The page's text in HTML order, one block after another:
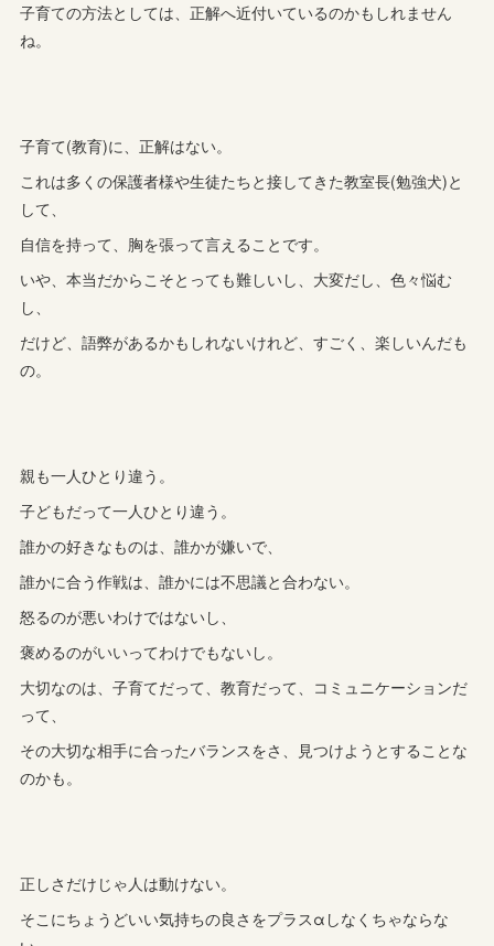
子育ての方法としては、正解へ近付いているのかもしれません
ね。
子育て(教育)に、正解はない。
これは多くの保護者様や生徒たちと接してきた教室長(勉強犬)と
して、
自信を持って、胸を張って言えることです。
いや、本当だからこそとっても難しいし、大変だし、色々悩む
し、
だけど、語弊があるかもしれないけれど、すごく、楽しいんだも
の。
親も一人ひとり違う。
子どもだって一人ひとり違う。
誰かの好きなものは、誰かが嫌いで、
誰かに合う作戦は、誰かには不思議と合わない。
怒るのが悪いわけではないし、
褒めるのがいいってわけでもないし。
大切なのは、子育てだって、教育だって、コミュニケーションだ
って、
その大切な相手に合ったバランスをさ、見つけようとすることな
のかも。
正しさだけじゃ人は動けない。
そこにちょうどいい気持ちの良さをプラスαしなくちゃならな